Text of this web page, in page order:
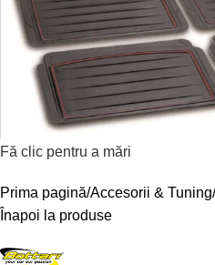
Fă clic pentru a mări
Prima pagină Accesorii & Tuning
Înapoi la produse